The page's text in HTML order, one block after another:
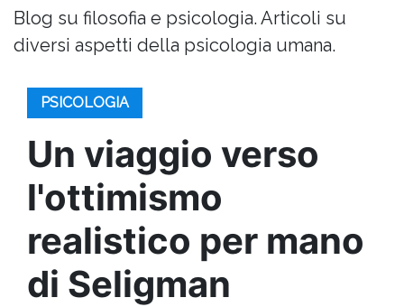
Blog su filosofia e psicologia. Articoli su
diversi aspetti della psicologia umana.
PSICOLOGIA
Un viaggio verso
l'ottimismo
realistico per mano
di Seligman